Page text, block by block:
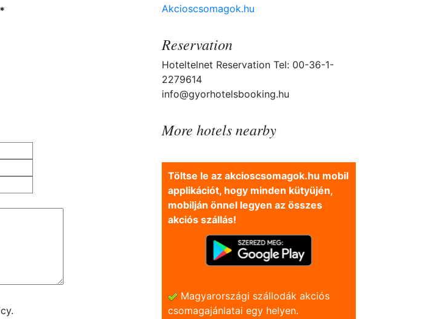
Akcioscsomagok.hu
Reservation
Hoteltelnet Reservation Tel: 00-36-1-
2279614
info@gyorhotelsbooking.hu
More hotels nearby
Töltse le az akcioscsomagok.hu mobil
applikációt, hogy minden kütyüjén,
mobilján önnel legyen az összes
akciós szállás!
Magyarországi szállodák akciós
csomagajánlatai egy helyen.